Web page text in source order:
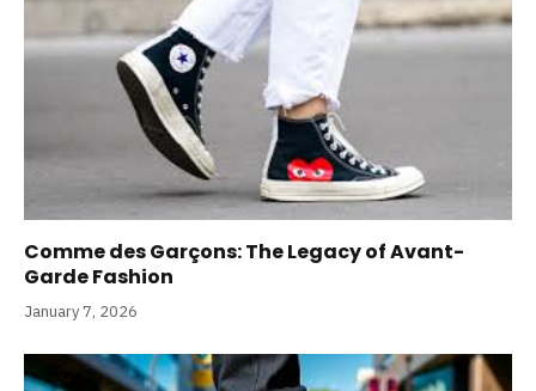
Comme des Garçons: The Legacy of Avant-
Garde Fashion
January 7, 2026